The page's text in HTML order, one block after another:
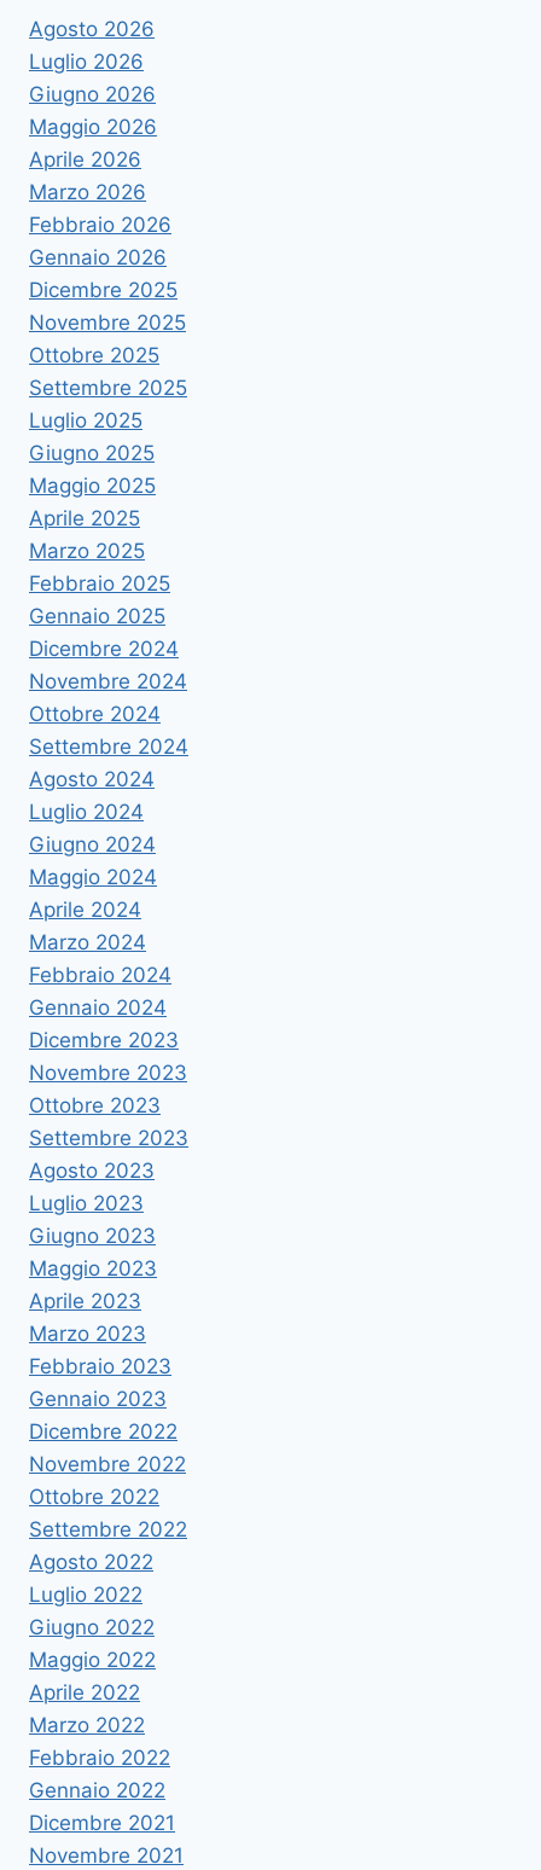
Agosto 2026
Luglio 2026
Giugno 2026
Maggio 2026
Aprile 2026
Marzo 2026
Febbraio 2026
Gennaio 2026
Dicembre 2025
Novembre 2025
Ottobre 2025
Settembre 2025
Luglio 2025
Giugno 2025
Maggio 2025
Aprile 2025
Marzo 2025
Febbraio 2025
Gennaio 2025
Dicembre 2024
Novembre 2024
Ottobre 2024
Settembre 2024
Agosto 2024
Luglio 2024
Giugno 2024
Maggio 2024
Aprile 2024
Marzo 2024
Febbraio 2024
Gennaio 2024
Dicembre 2023
Novembre 2023
Ottobre 2023
Settembre 2023
Agosto 2023
Luglio 2023
Giugno 2023
Maggio 2023
Aprile 2023
Marzo 2023
Febbraio 2023
Gennaio 2023
Dicembre 2022
Novembre 2022
Ottobre 2022
Settembre 2022
Agosto 2022
Luglio 2022
Giugno 2022
Maggio 2022
Aprile 2022
Marzo 2022
Febbraio 2022
Gennaio 2022
Dicembre 2021
Novembre 2021